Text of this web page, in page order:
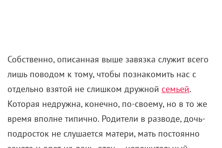
Собственно, описанная выше завязка служит всего
лишь поводом к тому, чтобы познакомить нас с
отдельно взятой не слишком дружной семьей.
Которая недружна, конечно, по-своему, но в то же
время вполне типично. Родители в разводе, дочь-
подросток не слушается матери, мать постоянно